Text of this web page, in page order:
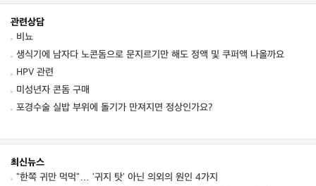
관련상담
비뇨
생식기에 남자다 노콘돔으로 문지르기만 해도 정액 및 쿠퍼액 나올까요
HPV 관련
미성년자 콘돔 구매
포경수술 실밥 부위에 돌기가 만져지면 정상인가요?
최신뉴스
"한쪽 귀만 먹먹"… '귀지 탓' 아닌 의외의 원인 4가지